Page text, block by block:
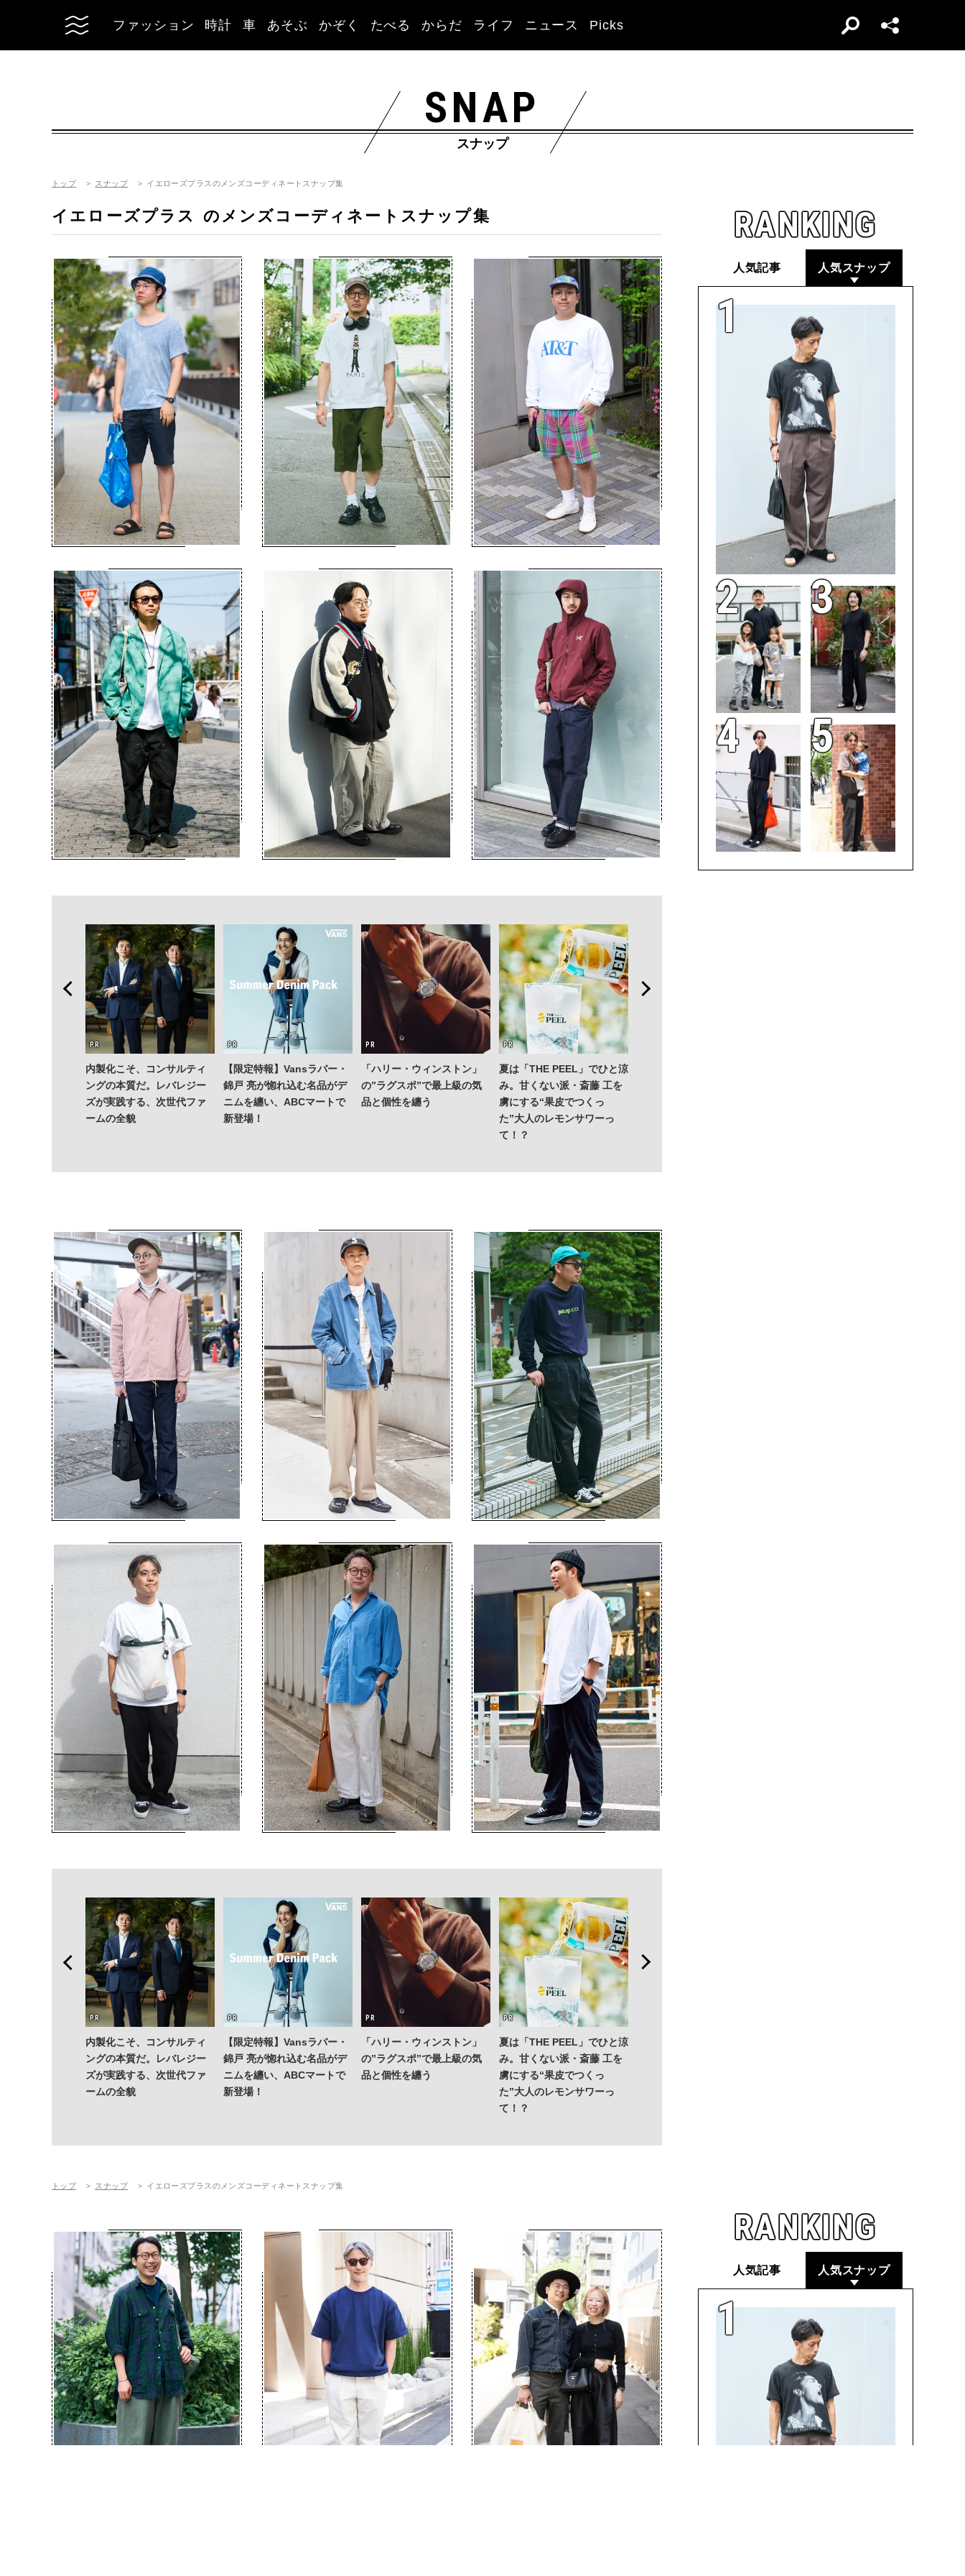
ファッション 時計 車 あそぶ かぞく たべる からだ ライフ ニュース Picks
SNAP
スナップ
トップ スナップ イエローズプラスのメンズコーディネートスナップ集
イエローズプラス のメンズコーディネートスナップ集
内製化こそ、コンサルティ
ングの本質だ。レバレジー
ズが実践する、次世代ファ
ームの全貌
【限定特報】Vansラバー・
錦戸 亮が惚れ込む名品がデ
ニムを纏い、ABCマートで
新登場！
「ハリー・ウィンストン」
の”ラグスポ”で最上級の気
品と個性を纏う
夏は「THE PEEL」でひと涼
み。甘くない派・斎藤 工を
虜にする“果皮でつくっ
た”大人のレモンサワーっ
て！？
内製化こそ、コンサルティ
ングの本質だ。レバレジー
ズが実践する、次世代ファ
ームの全貌
【限定特報】Vansラバー・
錦戸 亮が惚れ込む名品がデ
ニムを纏い、ABCマートで
新登場！
「ハリー・ウィンストン」
の”ラグスポ”で最上級の気
品と個性を纏う
夏は「THE PEEL」でひと涼
み。甘くない派・斎藤 工を
虜にする“果皮でつくっ
た”大人のレモンサワーっ
て！？
RANKING
人気記事 人気スナップ
トップ スナップ イエローズプラスのメンズコーディネートスナップ集
RANKING
人気記事 人気スナップ